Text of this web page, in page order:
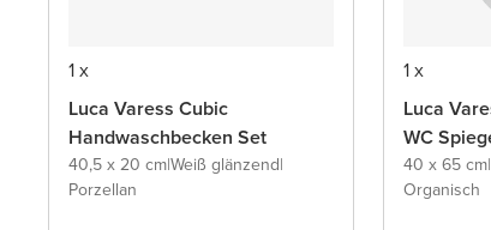
1 x
Luca Varess Cubic
Handwaschbecken Set
40,5 x 20 cm|Weiß glänzend|
Porzellan
1 x
Luca
WC
40 x 65 cm|
Organisch